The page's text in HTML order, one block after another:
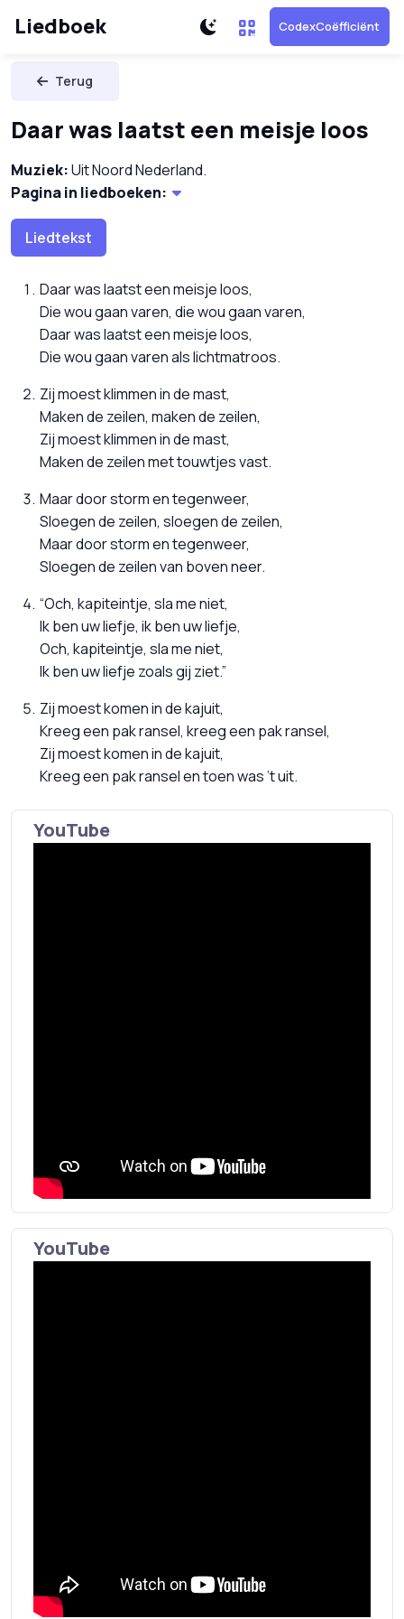
Liedboek CodexCoëfficiënt
Terug
Daar was laatst een meisje loos
Muziek:Uit Noord Nederland.
Pagina in liedboeken:
Liedtekst
Daar was laatst een meisje loos,
Die wou gaan varen, die wou gaan varen,
Daar was laatst een meisje loos,
Die wou gaan varen als lichtmatroos.
Zij moest klimmen in de mast,
Maken de zeilen, maken de zeilen,
Zij moest klimmen in de mast,
Maken de zeilen met touwtjes vast.
Maar door storm en tegenweer,
Sloegen de zeilen, sloegen de zeilen,
Maar door storm en tegenweer,
Sloegen de zeilen van boven neer.
“Och, kapiteintje, sla me niet,
Ik ben uw liefje, ik ben uw liefje,
Och, kapiteintje, sla me niet,
Ik ben uw liefje zoals gij ziet.”
Zij moest komen in de kajuit,
Kreeg een pak ransel, kreeg een pak ransel,
Zij moest komen in de kajuit,
Kreeg een pak ransel en toen was ’t uit.
YouTube
YouTube